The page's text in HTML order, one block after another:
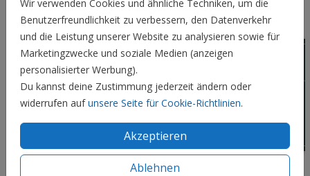
Wir verwenden Cookies und ähnliche Techniken, um die
Benutzerfreundlichkeit zu verbessern, den Datenverkehr
und die Leistung unserer Website zu analysieren sowie für
Marketingzwecke und soziale Medien (anzeigen
personalisierter Werbung).
Du kannst deine Zustimmung jederzeit ändern oder
widerrufen aufunsere Seite für Cookie-Richtlinien.
Akzeptieren
Ablehnen